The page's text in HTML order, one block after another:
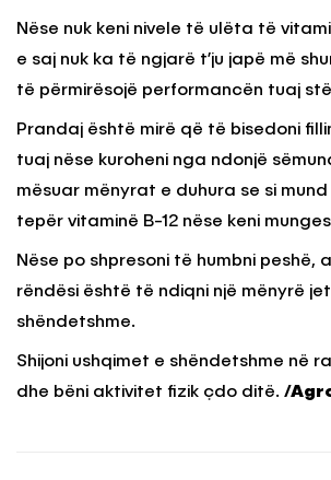
Nëse nuk keni nivele të ulëta të
e saj nuk ka të ngjarë t’ju japë më
të përmirësojë performancën tuaj
Prandaj është mirë që të bisedoni
tuaj nëse kuroheni nga ndonjë
mësuar mënyrat e duhura se si
tepër vitaminë B-12 nëse keni
Nëse po shpresoni të humbni peshë,
rëndësi është të ndiqni një mënyrë
shëndetshme.
Shijoni ushqimet e shëndetshme në
dhe bëni aktivitet fizik çdo ditë. /